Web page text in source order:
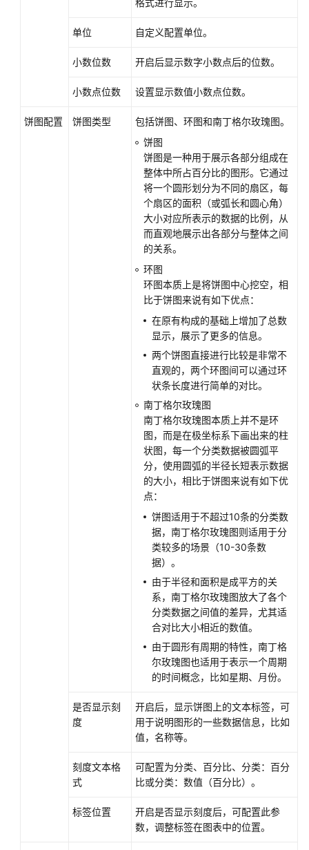
格式进行显示。
单位 自定义配置单位。
小数位数 开启后显示数字小数点后的位数。
小数点位数 设置显示数值小数点位数。
饼图配置 饼图类型
包括饼图、环图和南丁格尔玫瑰图。
饼图
饼图是一种用于展示各部分组成在
整体中所占百分比的图形。它通过
将一个圆形划分为不同的扇区，每
个扇区的面积（或弧长和圆心角）
大小对应所表示的数据的比例，从
而直观地展示出各部分与整体之间
的关系。
环图
环图本质上是将饼图中心挖空，相
比于饼图来说有如下优点：
在原有构成的基础上增加了总数
显示，展示了更多的信息。
两个饼图直接进行比较是非常不
直观的，两个环图间可以通过环
状条长度进行简单的对比。
南丁格尔玫瑰图
南丁格尔玫瑰图本质上并不是环
图，而是在极坐标系下画出来的柱
状图，每一个分类数据被圆弧平
分，使用圆弧的半径长短表示数据
的大小，相比于饼图来说有如下优
点：
饼图适用于不超过10条的分类数
据，南丁格尔玫瑰图则适用于分
类较多的场景（10-30条数
据）。
由于半径和面积是成平方的关
系，南丁格尔玫瑰图放大了各个
分类数据之间值的差异，尤其适
合对比大小相近的数值。
由于圆形有周期的特性，南丁格
尔玫瑰图也适用于表示一个周期
的时间概念，比如星期、月份。
是否显示刻
度
开启后，显示饼图上的文本标签，可
用于说明图形的一些数据信息，比如
值，名称等。
刻度文本格
式
可配置为分类、百分比、分类：百分
比或分类：数值（百分比）。
标签位置
开启是否显示刻度后，可配置此参
数，调整标签在图表中的位置。